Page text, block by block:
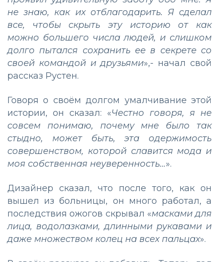
не знаю, как их отблагодарить. Я сделал
все, чтобы скрыть эту историю от как
можно большего числа людей, и слишком
долго пытался сохранить ее в секрете со
своей командой и друзьями»,- начал свой
рассказ Рустен.
Говоря о своём долгом умалчивание этой
истории, он сказал: «Честно говоря, я не
совсем понимаю, почему мне было так
стыдно, может быть, эта одержимость
совершенством, которой славится мода и
моя собственная неуверенность…».
Дизайнер сказал, что после того, как он
вышел из больницы, он много работал, а
последствия ожогов скрывал «масками для
лица, водолазками, длинными рукавами и
даже множеством колец на всех пальцах».